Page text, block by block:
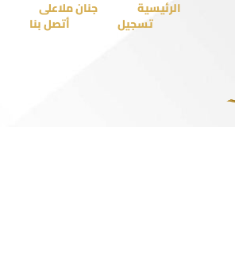
الرئيسية جنان ملاعلى
تسجيل أتصل بنا